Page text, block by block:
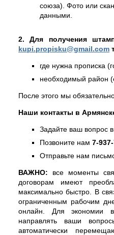
союза). Фото или
данными.
2. Для получения
kupi.propisku@gmail.com
где нужна прописка
необходимый район
После этого мы
Наши контакты в
Задайте ваш вопрос
Позвоните нам 7-
Отправьте нам
ВАЖНО: все моменты
договорам имеют
максимально быстро. В
ограниченным рабочим
онлайн. Для экономии
направлять ваши
автоматически